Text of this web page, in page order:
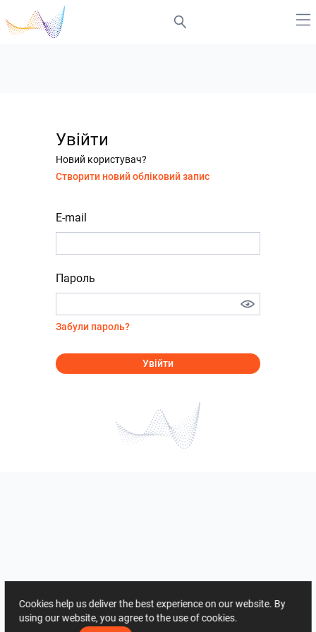
Увійти
Новий користувач?
Створити новий обліковий запис
E-mail
Пароль
Забули пароль?
Увійти
Cookies help us deliver the best experience on our website. By
using our website, you agree to the use of cookies.